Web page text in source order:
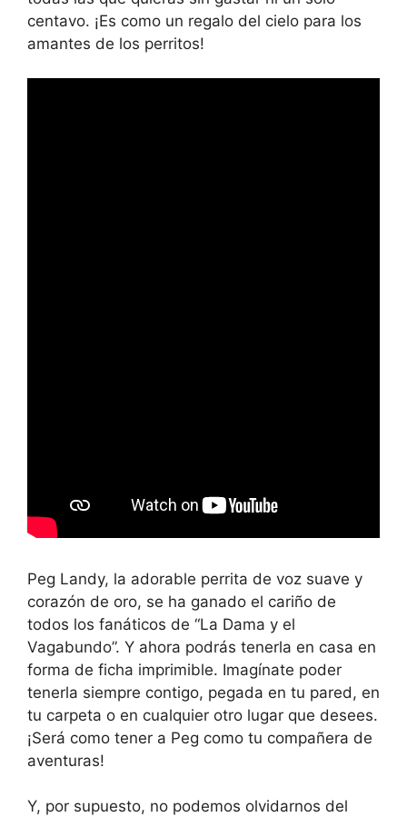
centavo. ¡Es como un regalo del cielo para los
amantes de los perritos!
Peg Landy, la adorable perrita de voz suave y
corazón de oro, se ha ganado el cariño de
todos los fanáticos de “La Dama y el
Vagabundo”. Y ahora podrás tenerla en casa en
forma de ficha imprimible. Imagínate poder
tenerla siempre contigo, pegada en tu pared, en
tu carpeta o en cualquier otro lugar que desees.
¡Será como tener a Peg como tu compañera de
aventuras!
Y, por supuesto, no podemos olvidarnos del